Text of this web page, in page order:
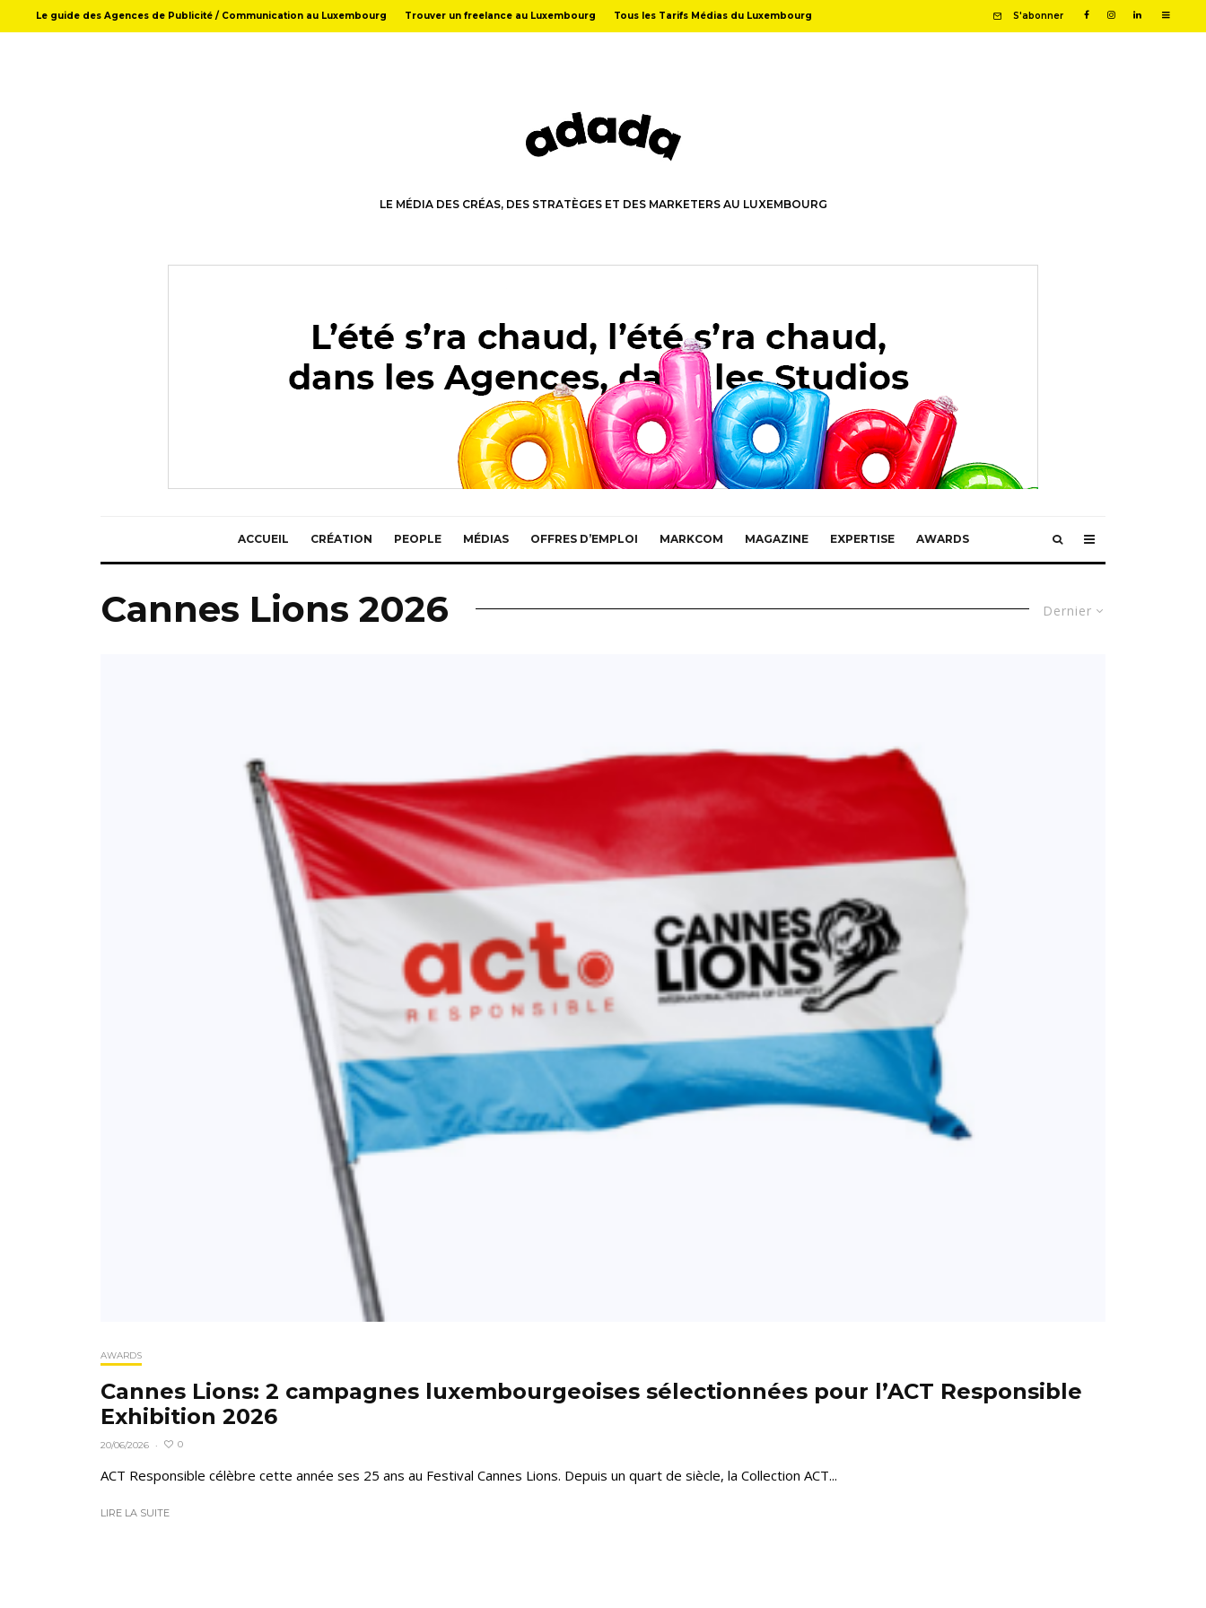
Le guide des Agences de Publicité / Communication au Luxembourg Trouver un freelance au Luxembourg Tous les Tarifs Médias du Luxembourg S'abonner
LE MÉDIA DES CRÉAS, DES STRATÈGES ET DES MARKETERS AU LUXEMBOURG
ACCUEIL CRÉATION PEOPLE MÉDIAS OFFRES D’EMPLOI MARKCOM MAGAZINE EXPERTISE AWARDS
Dernier
Cannes Lions 2026
AWARDS
Cannes Lions: 2 campagnes luxembourgeoises sélectionnées pour l’ACT Responsible
Exhibition 2026
20/06/2026 · 0
ACT Responsible célèbre cette année ses 25 ans au Festival Cannes Lions. Depuis un quart de siècle, la Collection ACT...
LIRE LA SUITE